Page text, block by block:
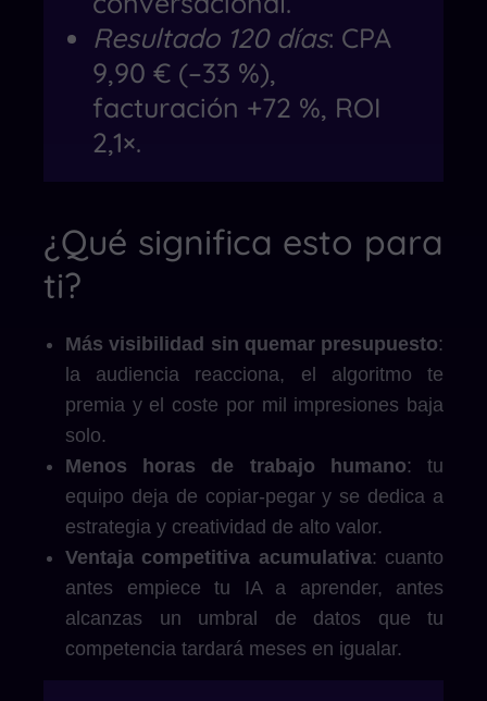
Resultado 120 días: CPA
9,90 € (–33 %),
facturación +72 %, ROI
2,1×.
¿Qué significa esto para
ti?
Más visibilidad sin quemar presupuesto:
la audiencia reacciona, el algoritmo te
premia y el coste por mil impresiones baja
solo.
Menos horas de trabajo humano: tu
equipo deja de copiar-pegar y se dedica a
estrategia y creatividad de alto valor.
Ventaja competitiva acumulativa: cuanto
antes empiece tu IA a aprender, antes
alcanzas un umbral de datos que tu
competencia tardará meses en igualar.